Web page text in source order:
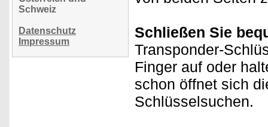
Schweiz
Datenschutz
Impressum
Schließen Sie
Transponder-
Finger auf oder
schon öffnet sich
Schlüsselsuchen.